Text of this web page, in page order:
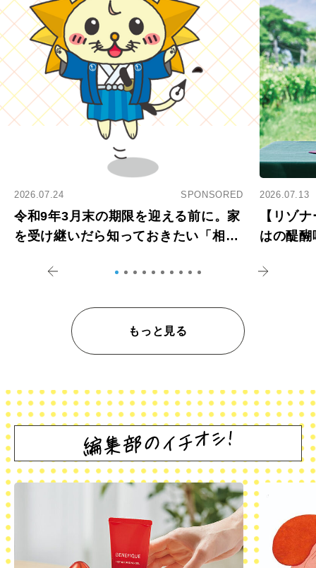
2026.07.24 SPONSORED
令和9年3月末の期限を迎える前に。家
を受け継いだら知っておきたい「相続
2026.07.13
【リゾ
はの醍
もっと見る